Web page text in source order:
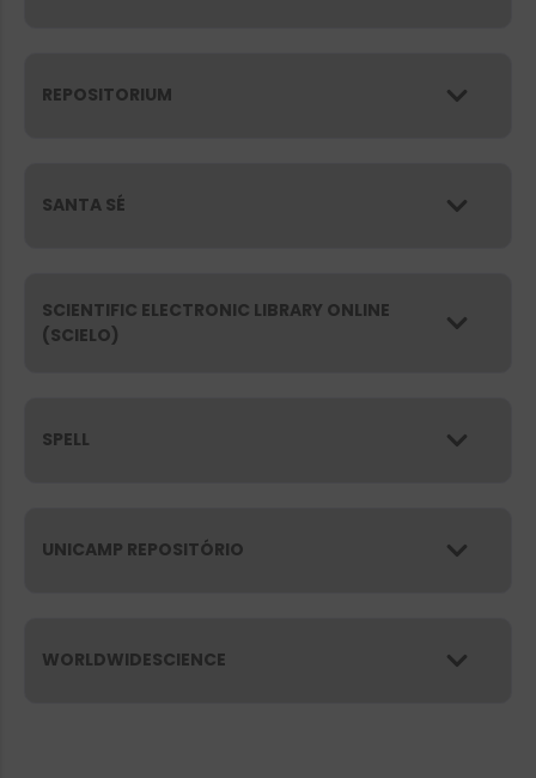
REPOSITORIUM
SANTA SÉ
SCIENTIFIC ELECTRONIC LIBRARY ONLINE
(SCIELO)
SPELL
UNICAMP REPOSITÓRIO
WORLDWIDESCIENCE